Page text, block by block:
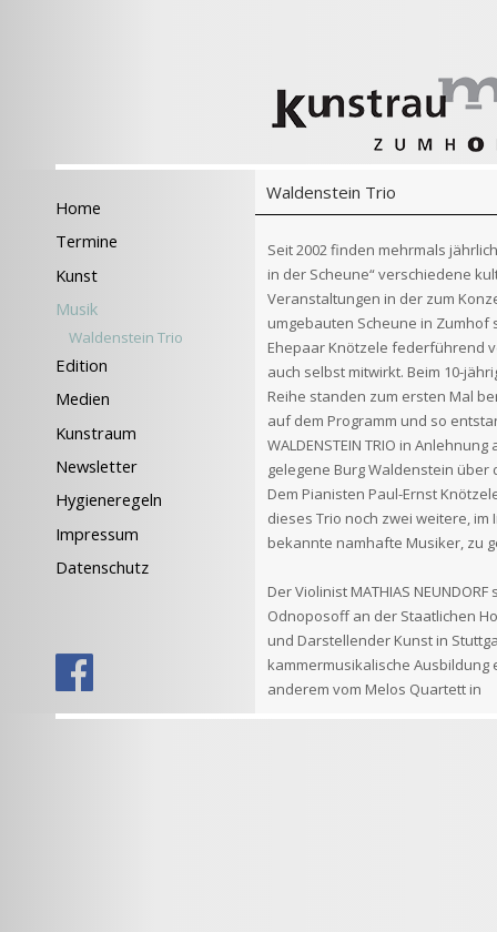
Home
Termine
Kunst
Musik
Waldenstein Trio
Edition
Medien
Kunstraum
Newsletter
Hygieneregeln
Impressum
Datenschutz
Waldenstein Trio
Seit 2002 finden mehrmals
in der Scheune“ verschiedene
Veranstaltungen in der zum
umgebauten Scheune in Zumhof
Ehepaar Knötzele federführend
auch selbst mitwirkt. Beim 10-
Reihe standen zum ersten Mal
auf dem Programm und so
WALDENSTEIN TRIO in
gelegene Burg Waldenstein über
Dem Pianisten Paul-Ernst
dieses Trio noch zwei weitere, im
bekannte namhafte Musiker, zu
Der Violinist MATHIAS
Odnoposoff an der Staatlichen
und Darstellender Kunst in
kammermusikalische Ausbildung
anderem vom Melos Quartett in